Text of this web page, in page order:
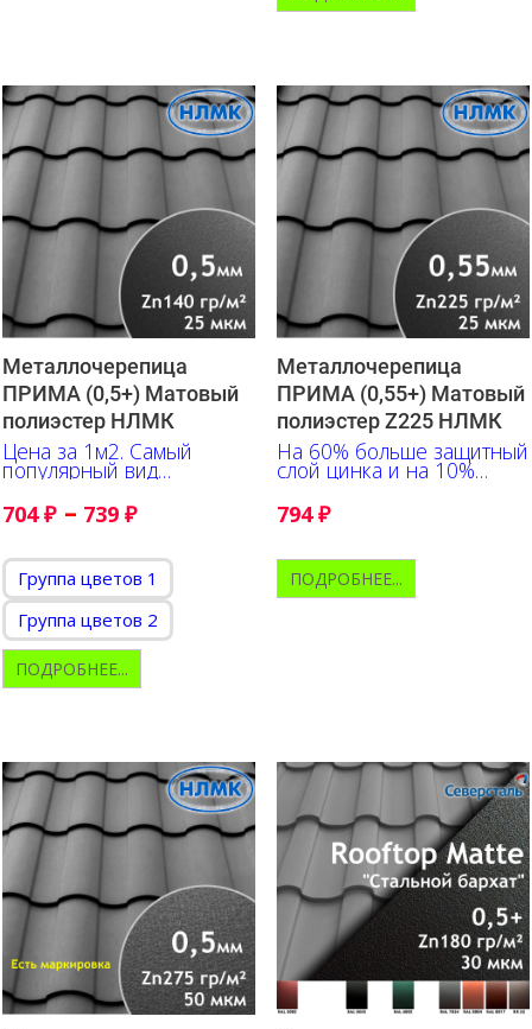
Металлочерепица
ПРИМА (0,5+) Матовый
полиэстер НЛМК
Цена за 1м2. Самый
популярный вид
соответствует ГОСТ58153
—2018
704₽ – 739 ₽
Группа цветов 1
Группа цветов 2
ПОДРОБНЕЕ...
Металлочерепица
ПРИМА (0,55+) Матовый
полиэстер Z225 НЛМК
На 60% больше защитный
слой цинка и на 10%
794₽
ПОДРОБНЕЕ...